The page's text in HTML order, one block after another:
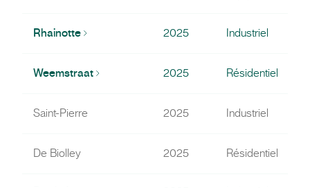
Rhainotte 2025 Industriel
Weemstraat 2025 Résidentiel
Saint-Pierre 2025 Industriel
De Biolley 2025 Résidentiel